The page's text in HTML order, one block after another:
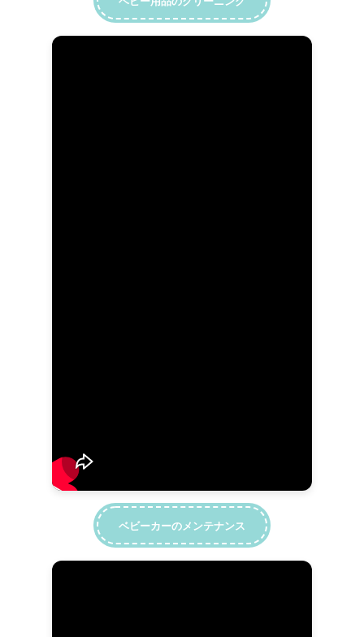
ベビーカーのメンテナンス